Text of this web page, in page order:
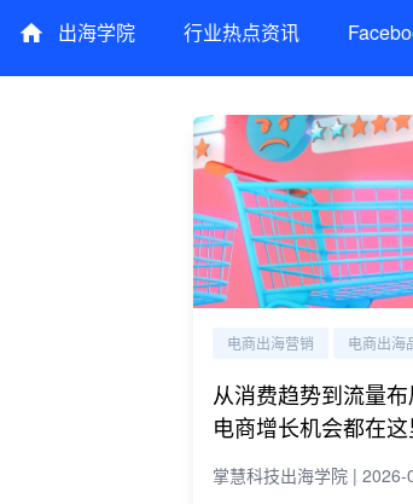
出海学院 行业热点资讯
电商出海营销 电商出海
从消费趋势到流量
电商增长机会都在这
掌慧科技出海学院 | 2026-